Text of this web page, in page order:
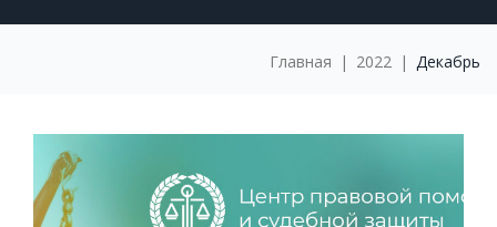
Главная | 2022 | Декабрь
МЕСЯЦ: